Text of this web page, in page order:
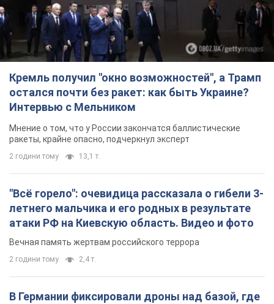
Кремль получил "окно возможностей", а Трамп
остался почти без ракет: как быть Украине?
Интервью с Мельником
Мнение о том, что у России закончатся баллистические
ракеты, крайне опасно, подчеркнул эксперт
2 години тому 13,1 т.
"Всё горело": очевидица рассказала о гибели 3-
летнего мальчика и его родных в результате
атаки РФ на Киевскую область. Видео и фото
Вечная память жертвам российского террора
2 години тому 2,4 т.
В Германии фиксировали дроны над базой, где